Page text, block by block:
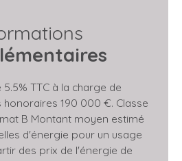
TTC à la charge de
honoraires 190 000 €. Classe
B Montant moyen estimé
d'énergie pour un usage
des prix de l'énergie de